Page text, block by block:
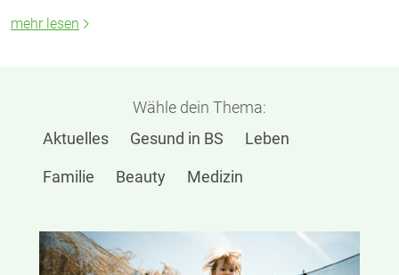
mehr lesen
Wähle dein Thema:
Aktuelles
Gesund in BS Leben
Familie Beauty Medizin